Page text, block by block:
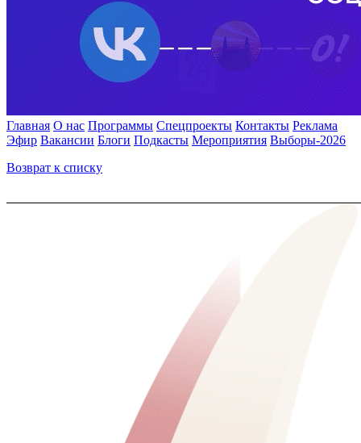
Главная О нас Программы Спецпроекты Контакты Реклама
Эфир Вакансии Блоги Подкасты Мероприятия Выборы-2026
Возврат к списку